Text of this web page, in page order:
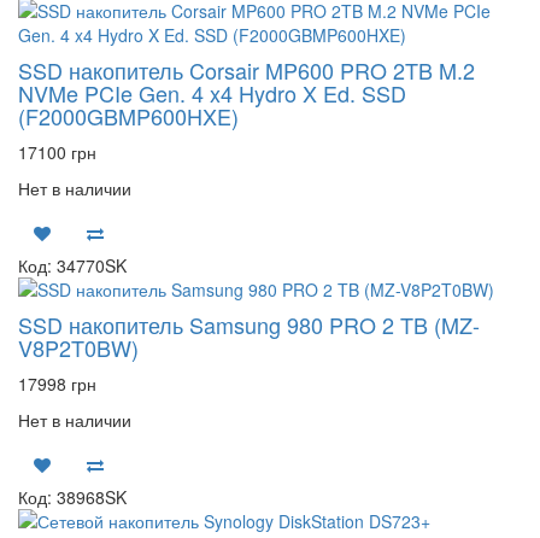
SSD накопитель Corsair MP600 PRO 2TB M.2
NVMe PCIe Gen. 4 x4 Hydro X Ed. SSD
(F2000GBMP600HXE)
17100 грн
Нет в наличии
Код: 34770SK
SSD накопитель Samsung 980 PRO 2 TB (MZ-
V8P2T0BW)
17998 грн
Нет в наличии
Код: 38968SK